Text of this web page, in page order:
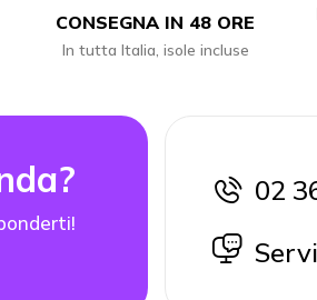
CONSEGNA IN 48 ORE
In tutta Italia, isole incluse
icon
02
icon